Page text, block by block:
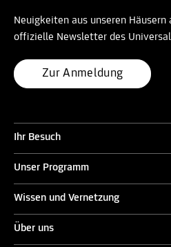
Neuigkeiten aus unseren
offizielle Newsletter des
Zur Anmeldung
Ihr Besuch
Unser Programm
Wissen und Vernetzung
Über uns